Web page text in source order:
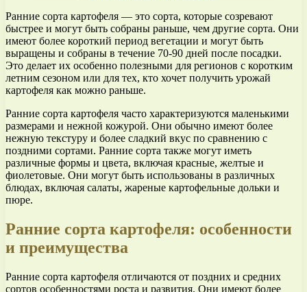
Ранние сорта картофеля — это сорта, которые созревают
быстрее и могут быть собраны раньше, чем другие сорта. Они
имеют более короткий период вегетации и могут быть
выращены и собраны в течение 70-90 дней после посадки.
Это делает их особенно полезными для регионов с коротким
летним сезоном или для тех, кто хочет получить урожай
картофеля как можно раньше.
Ранние сорта картофеля часто характеризуются маленькими
размерами и нежной кожурой. Они обычно имеют более
нежную текстуру и более сладкий вкус по сравнению с
поздними сортами. Ранние сорта также могут иметь
различные формы и цвета, включая красные, желтые и
фиолетовые. Они могут быть использованы в различных
блюдах, включая салаты, жареные картофельные дольки и
пюре.
Ранние сорта картофеля: особенности
и преимущества
Ранние сорта картофеля отличаются от поздних и средних
сортов особенностями роста и развития. Они имеют более